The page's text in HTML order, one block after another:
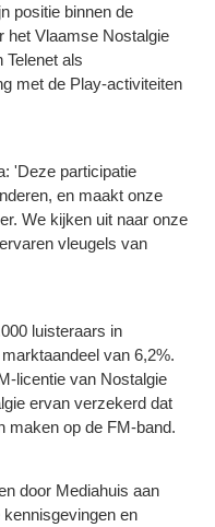
positie binnen de
het Vlaamse Nostalgie
Telenet als
met de Play-activiteiten
'Deze participatie
en maakt onze
We kijken uit naar onze
vleugels van
luisteraars in
van 6,2%.
licentie van Nostalgie
ervan verzekerd dat
maken op de FM-band.
door Mediahuis aan
kennisgevingen en